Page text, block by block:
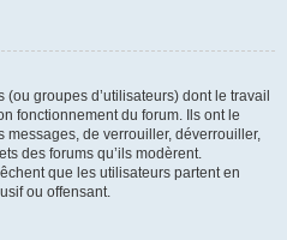
groupes d’utilisateurs) dont le travail
fonctionnement du forum. Ils ont le
de verrouiller, déverrouiller,
des forums qu’ils modèrent.
que les utilisateurs partent en
ou offensant.